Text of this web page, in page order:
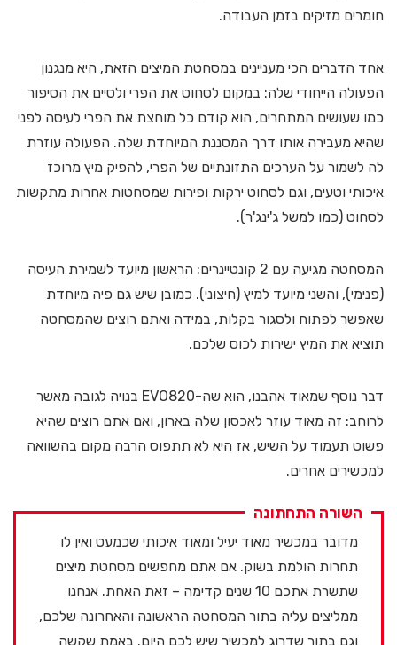
חומרים מזיקים בזמן העבודה.
אחד הדברים הכי מעניינים במסחטת המיצים הזאת, היא מנגנון
הפעולה הייחודי שלה: במקום לסחוט את הפרי ולסיים את הסיפור
כמו שעושים המתחרים, הוא קודם כל מוחצת את הפרי לעיסה לפני
שהיא מעבירה אותו דרך המסננת המיוחדת שלה. הפעולה עוזרת
לה לשמור על הערכים התזונתיים של הפרי, להפיק מיץ מרוכז
איכותי וטעים, וגם לסחוט ירקות ופירות שמסחטות אחרות מתקשות
לסחוט (כמו למשל ג'ינג'ר).
המסחטה מגיעה עם 2 קונטיינרים: הראשון מיועד לשמירת העיסה
(פנימי), והשני מיועד למיץ (חיצוני). כמובן שיש גם פיה מיוחדת
שאפשר לפתוח ולסגור בקלות, במידה ואתם רוצים שהמסחטה
תוציא את המיץ ישירות לכוס שלכם.
דבר נוסף שמאוד אהבנו, הוא שה-EVO820 בנויה לגובה מאשר
לרוחב: זה מאוד עוזר לאכסון שלה בארון, ואם אתם רוצים שהיא
פשוט תעמוד על השיש, אז היא לא תתפוס הרבה מקום בהשוואה
למכשירים אחרים.
השורה התחתונה
מדובר במכשיר מאוד יעיל ומאוד איכותי שכמעט ואין לו
תחרות הולמת בשוק. אם אתם מחפשים מסחטת מיצים
שתשרת אתכם 10 שנים קדימה – זאת האחת. אנחנו
ממליצים עליה בתור המסחטה הראשונה והאחרונה שלכם,
וגם בתור שדרוג למכשיר שיש לכם היום. באמת שקשה